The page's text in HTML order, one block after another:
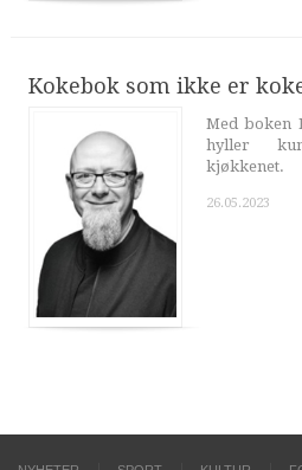
Kokebok som ikke er
Med boken
hyller
kjøkkenet.
26.05.2023